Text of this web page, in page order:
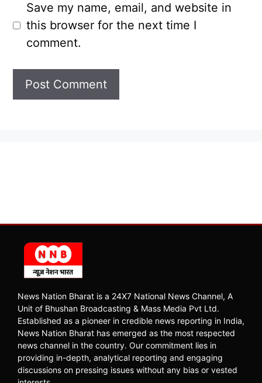
Save my name, email, and website in
this browser for the next time I
comment.
News Nation Bharat is a 24X7 National News Channel, A
Unit of Bhushan Broadcasting & Mass Media Pvt Ltd.
Established as a pioneer in credible news reporting in India,
News Nation Bharat has emerged as the most respected
news channel in the country. Our commitment lies in
providing in-depth, analytical reporting and engaging
discussions on pressing issues without any bias or vested